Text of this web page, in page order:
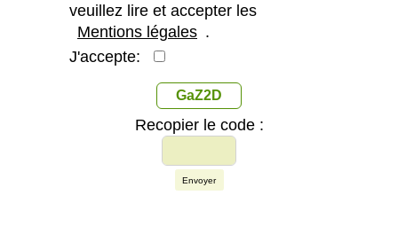
veuillez lire et accepter les
Mentions légales .
J'accepte:
GaZ2D
Recopier le code :
Envoyer